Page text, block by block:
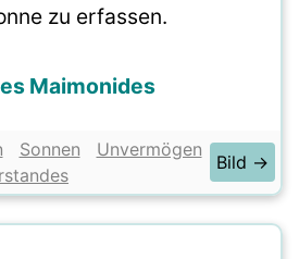
zu erfassen.
Maimonides
Sonnen
Unvermögen
Bild →